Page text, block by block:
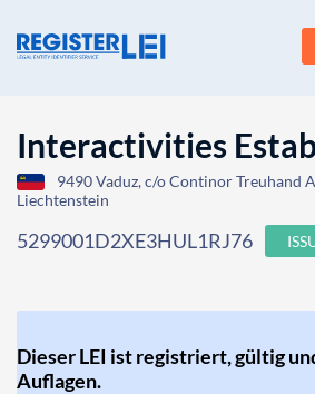
Interactivities
9490 Vaduz, c/o Continor Treuhand
Liechtenstein
5299001D2XE3HUL1RJ76
Dieser LEI ist registriert, gültig
Auflagen.